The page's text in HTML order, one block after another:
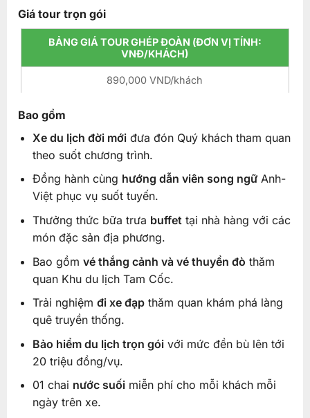
Giá tour trọn gói
BẢNG GIÁ TOUR GHÉP ĐOÀN (ĐƠN VỊ TÍNH:
VNĐ/KHÁCH)
890,000 VND/khách
Bao gồm
Xe du lịch đời mớiđưa đón Quý khách tham quan
theo suốt chương trình.
Đồng hành cùng hướng dẫn viên song ngữAnh-
Việt phục vụ suốt tuyến.
Thưởng thức bữa trưa buffettại nhà hàng với các
món đặc sản địa phương.
Bao gồm vé thắng cảnh và vé thuyền đò thăm
quan Khu du lịch Tam Cốc.
Trải nghiệm đi xe đạpthăm quan khám phá làng
quê truyền thống.
Bảo hiểm du lịch trọn góivới mức đền bù lên tới
20 triệu đồng/vụ.
01 chai nước suốimiễn phí cho mỗi khách mỗi
ngày trên xe.